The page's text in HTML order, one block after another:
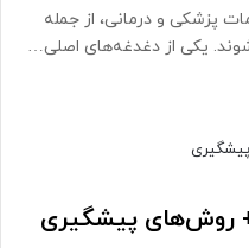
پزشکی و درمانی، از جمله
یکی از دغدغه‌های اصلی…